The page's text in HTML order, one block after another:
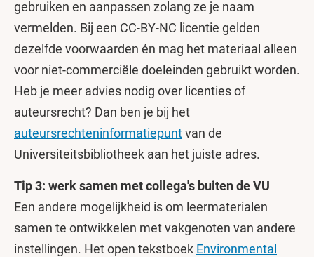
gebruiken en aanpassen zolang ze je naam
vermelden. Bij een CC-BY-NC licentie gelden
dezelfde voorwaarden én mag het materiaal alleen
voor niet-commerciële doeleinden gebruikt worden.
Heb je meer advies nodig over licenties of
auteursrecht? Dan ben je bij het
auteursrechteninformatiepuntvan de
Universiteitsbibliotheek aan het juiste adres.
Tip 3: werk samen met collega's buiten de VU
Een andere mogelijkheid is om leermaterialen
samen te ontwikkelen met vakgenoten van andere
instellingen. Het open tekstboek Environmental